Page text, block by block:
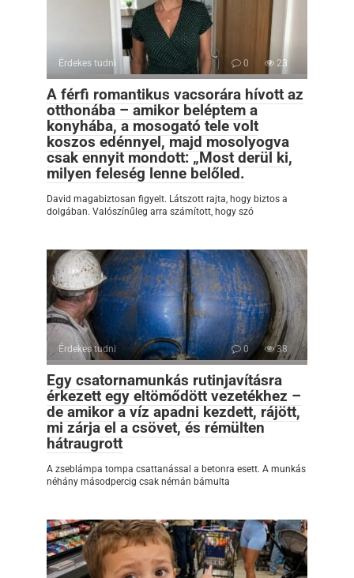
Érdekes tudni 0 23
A férfi romantikus vacsorára hívott az
otthonába – amikor beléptem a
konyhába, a mosogató tele volt
koszos edénnyel, majd mosolyogva
csak ennyit mondott: „Most derül ki,
milyen feleség lenne belőled.
David magabiztosan figyelt. Látszott rajta, hogy biztos a
dolgában. Valószínűleg arra számított, hogy szó
Érdekes tudni 0 38
Egy csatornamunkás rutinjavításra
érkezett egy eltömődött vezetékhez –
de amikor a víz apadni kezdett, rájött,
mi zárja el a csövet, és rémülten
hátraugrott
A zseblámpa tompa csattanással a betonra esett. A munkás
néhány másodpercig csak némán bámulta